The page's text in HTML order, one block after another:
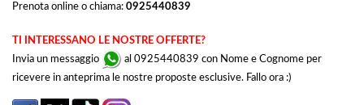
Prenota online o chiama: 0925440839
TI INTERESSANO LE NOSTRE OFFERTE?
Invia un messaggio
al 0925440839 con Nome e Cognome per
ricevere in anteprima le nostre proposte esclusive. Fallo ora :)